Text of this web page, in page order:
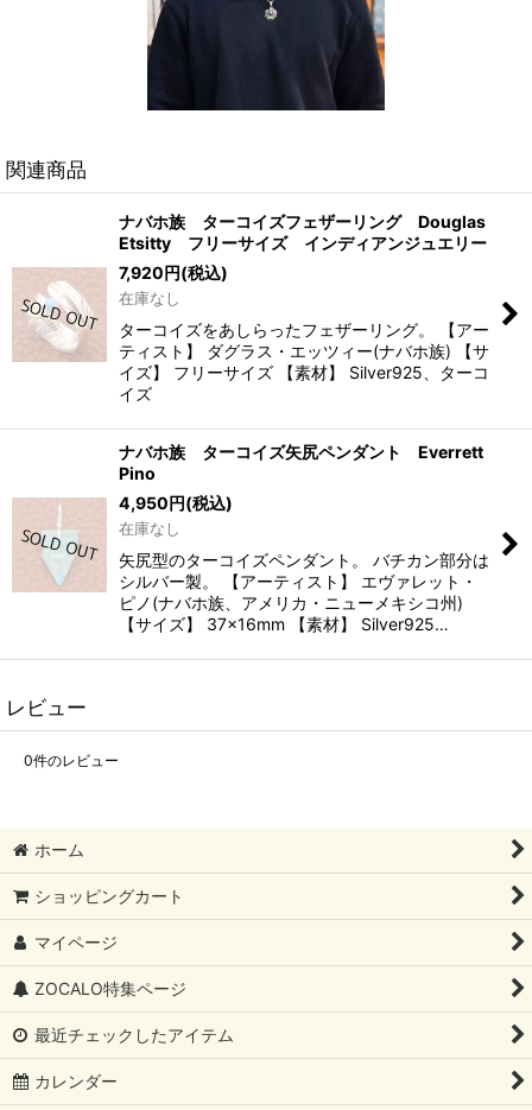
関連商品
ナバホ族 ターコイズフェザーリング Douglas
Etsitty フリーサイズ インディアンジュエリー
7,920円(税込)
在庫なし
ターコイズをあしらったフェザーリング。 【アー
ティスト】 ダグラス・エッツィー(ナバホ族) 【サ
イズ】 フリーサイズ 【素材】 Silver925、ターコ
イズ
ナバホ族 ターコイズ矢尻ペンダント Everrett
Pino
4,950円(税込)
在庫なし
矢尻型のターコイズペンダント。 バチカン部分は
シルバー製。 【アーティスト】 エヴァレット・
ピノ(ナバホ族、アメリカ・ニューメキシコ州)
【サイズ】 37×16mm 【素材】 Silver925…
レビュー
0件のレビュー
ホーム
ショッピングカート
マイページ
ZOCALO特集ページ
最近チェックしたアイテム
カレンダー